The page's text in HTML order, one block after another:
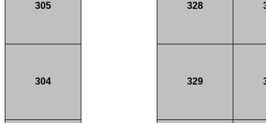
305 328
304 329